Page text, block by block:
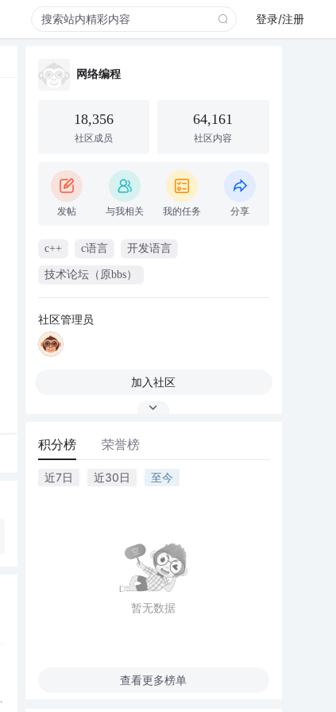
登录/注册
网络编程
18,356
社区成员
64,161
社区内容
发帖 与我相关 我的任务 分享
c++ c语言 开发语言
技术论坛（原bbs）
社区管理员
加入社区
积分榜 荣誉榜
近7日 近30日 至今
暂无数据
查看更多榜单